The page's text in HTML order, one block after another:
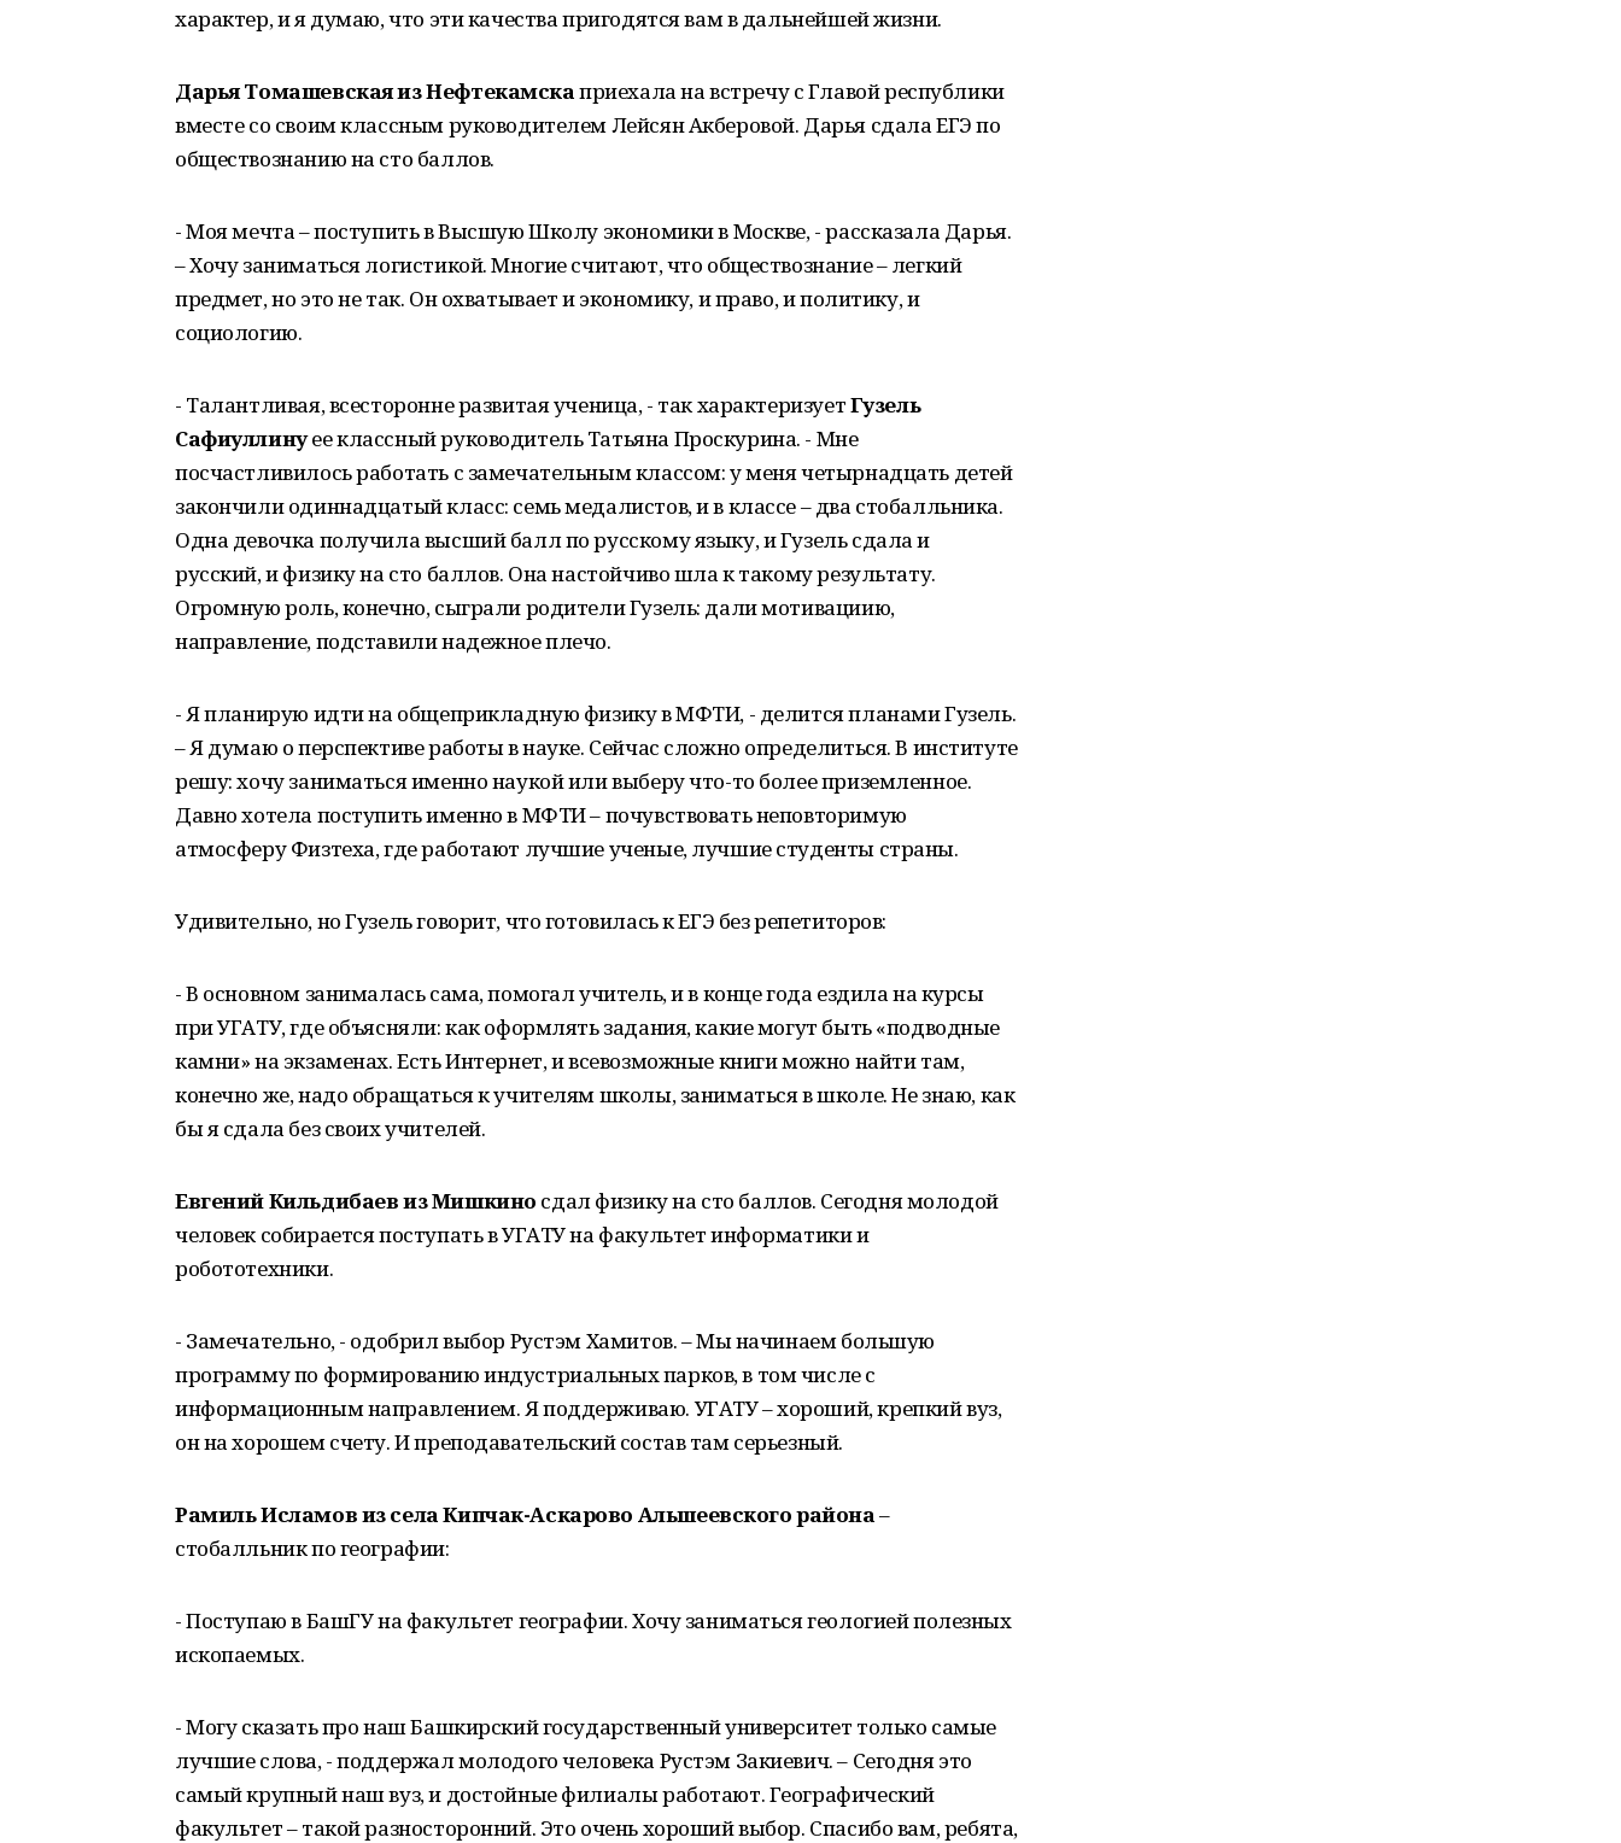
характер, и я думаю, что эти качества пригодятся вам в дальнейшей жизни.
Дарья Томашевская из Нефтекамскаприехала на встречу с Главой республики
вместе со своим классным руководителем Лейсян Акберовой. Дарья сдала ЕГЭ по
обществознанию на сто баллов.
- Моя мечта – поступить в Высшую Школу экономики в Москве, - рассказала Дарья.
– Хочу заниматься логистикой. Многие считают, что обществознание – легкий
предмет, но это не так. Он охватывает и экономику, и право, и политику, и
социологию.
- Талантливая, всесторонне развитая ученица, - так характеризуетГузель
Сафиуллинуее классный руководитель Татьяна Проскурина. - Мне
посчастливилось работать с замечательным классом: у меня четырнадцать детей
закончили одиннадцатый класс: семь медалистов, и в классе – два стобалльника.
Одна девочка получила высший балл по русскому языку, и Гузель сдала и
русский, и физику на сто баллов. Она настойчиво шла к такому результату.
Огромную роль, конечно, сыграли родители Гузель: дали мотивациию,
направление, подставили надежное плечо.
- Я планирую идти на общеприкладную физику в МФТИ, - делится планами Гузель.
– Я думаю о перспективе работы в науке. Сейчас сложно определиться. В институте
решу: хочу заниматься именно наукой или выберу что-то более приземленное.
Давно хотела поступить именно в МФТИ – почувствовать неповторимую
атмосферу Физтеха, где работают лучшие ученые, лучшие студенты страны.
Удивительно, но Гузель говорит, что готовилась к ЕГЭ без репетиторов:
- В основном занималась сама, помогал учитель, и в конце года ездила на курсы
при УГАТУ, где объясняли: как оформлять задания, какие могут быть «подводные
камни» на экзаменах. Есть Интернет, и всевозможные книги можно найти там,
конечно же, надо обращаться к учителям школы, заниматься в школе. Не знаю, как
бы я сдала без своих учителей.
Евгений Кильдибаев из Мишкино сдал физику на сто баллов. Сегодня молодой
человек собирается поступать в УГАТУ на факультет информатики и
робототехники.
- Замечательно, - одобрил выбор Рустэм Хамитов. – Мы начинаем большую
программу по формированию индустриальных парков, в том числе с
информационным направлением. Я поддерживаю. УГАТУ – хороший, крепкий вуз,
он на хорошем счету. И преподавательский состав там серьезный.
Рамиль Исламов из села Кипчак-Аскарово Альшеевского района–
стобалльник по географии:
- Поступаю в БашГУ на факультет географии. Хочу заниматься геологией полезных
ископаемых.
- Могу сказать про наш Башкирский государственный университет только самые
лучшие слова, - поддержал молодого человека Рустэм Закиевич. – Сегодня это
самый крупный наш вуз, и достойные филиалы работают. Географический
факультет – такой разносторонний. Это очень хороший выбор. Спасибо вам, ребята,